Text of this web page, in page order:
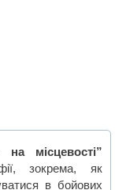
на місцевості”
зокрема, як
в бойових